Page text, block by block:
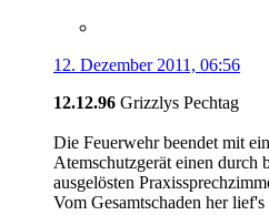
12. Dezember 2011, 06:56
12.12.96 Grizzlys Pechtag
Die Feuerwehr beendet mit
Atemschutzgerät einen durch
ausgelösten
Vom Gesamtschaden her